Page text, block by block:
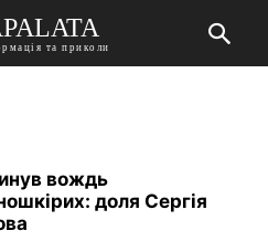
та приколи
вождь
доля Сергія